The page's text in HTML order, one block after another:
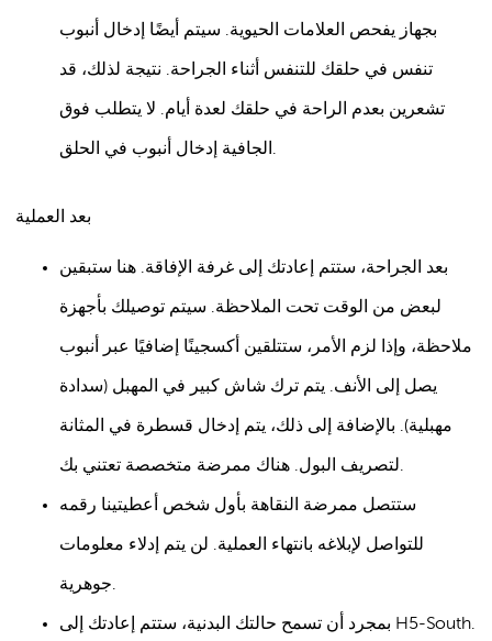
بجهاز يفحص العلامات الحيوية. سيتم أيضًا إدخال أنبوب
تنفس في حلقك للتنفس أثناء الجراحة. نتيجة لذلك، قد
تشعرين بعدم الراحة في حلقك لعدة أيام. لا يتطلب فوق
الجافية إدخال أنبوب في الحلق.
بعد العملية
بعد الجراحة، ستتم إعادتك إلى غرفة الإفاقة. هنا ستبقين
لبعض من الوقت تحت الملاحظة. سيتم توصيلك بأجهزة
ملاحظة، وإذا لزم الأمر، ستتلقين أكسجينًا إضافيًا عبر أنبوب
يصل إلى الأنف. يتم ترك شاش كبير في المهبل (سدادة
مهبلية). بالإضافة إلى ذلك، يتم إدخال قسطرة في المثانة
لتصريف البول. هناك ممرضة متخصصة تعتني بك.
ستتصل ممرضة النقاهة بأول شخص أعطيتينا رقمه
للتواصل لإبلاغه بانتهاء العملية. لن يتم إدلاء معلومات
جوهرية.
بمجرد أن تسمح حالتك البدنية، ستتم إعادتك إلى H5-South.